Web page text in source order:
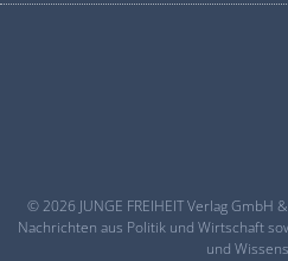
© 2026 JUNGE FREIHEIT Verlag GmbH
Nachrichten aus Politik und Wirtschaft
und